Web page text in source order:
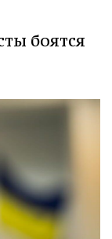
боятся